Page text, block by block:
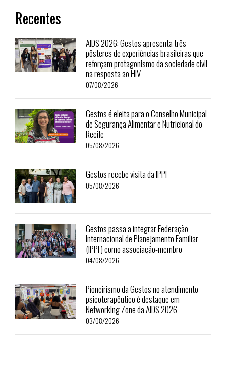
Recentes
AIDS 2026: Gestos apresenta três
pôsteres de experiências brasileiras que
reforçam protagonismo da sociedade civil
na resposta ao HIV
07/08/2026
Gestos é eleita para o Conselho Municipal
de Segurança Alimentar e Nutricional do
Recife
05/08/2026
Gestos recebe visita da IPPF
05/08/2026
Gestos passa a integrar Federação
Internacional de Planejamento Familiar
(IPPF) como associação-membro
04/08/2026
Pioneirismo da Gestos no atendimento
psicoterapêutico é destaque em
Networking Zone da AIDS 2026
03/08/2026